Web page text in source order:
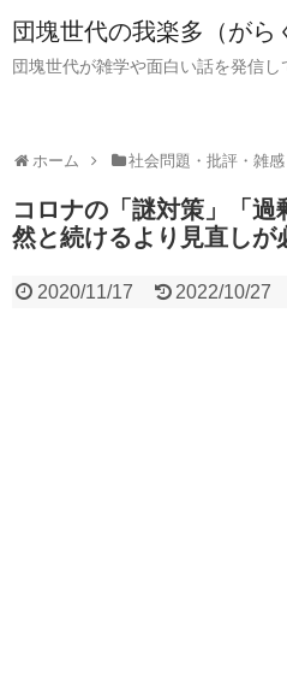
団塊世代の我楽多（がら
団塊世代が雑学や面白い話を発信し
ホーム 社会問題・批評・雑感
コロナの「謎対策」「
然と続けるより見直しが
2020/11/17 2022/10/27